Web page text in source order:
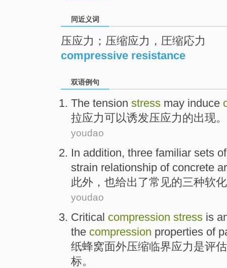
同近义词
压应力；压缩应力，圧缩応力
compressive resistance
双语例句
The tension stress may induce
拉应力可以诱发压应力的出现。
youdao
In addition, three familiar sets of
strain relationship of concrete
此外 ，也给出了常见的三种软化
youdao
Critical compression stress is
the compression properties of
纸蜂窝面外压缩临界应力是评估
标。